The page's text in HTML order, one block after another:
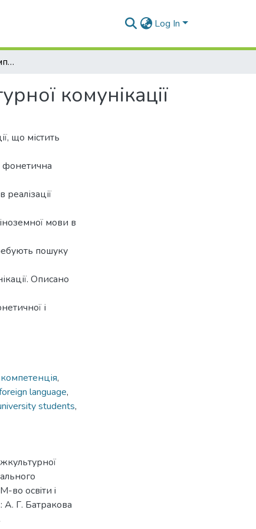
Log In
Вплив фонетичної компетенції на успіх міжкультурної комунікації
комунікації
що містить
фонетична
мови в
пошуку
Описано
і
,
language,
students,
во освiти i
А. Г. Батракова